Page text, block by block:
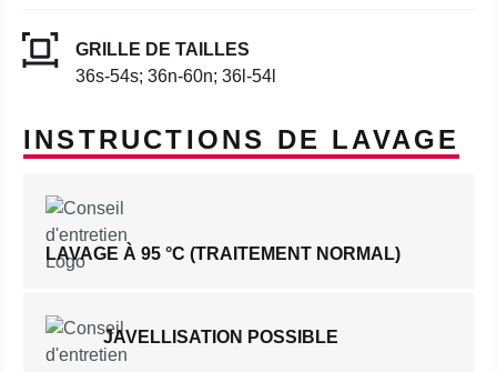
GRILLE DE TAILLES
36s-54s; 36n-60n; 36l-54l
INSTRUCTIONS DE LAVAGE
LAVAGE À 95 °C (TRAITEMENT NORMAL)
JAVELLISATION POSSIBLE